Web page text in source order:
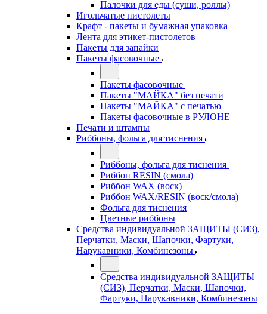
Палочки для еды (суши, роллы)
Игольчатые пистолеты
Крафт - пакеты и бумажная упаковка
Лента для этикет-пистолетов
Пакеты для запайки
Пакеты фасовочные
Пакеты фасовочные
Пакеты "МАЙКА" без печати
Пакеты "МАЙКА" с печатью
Пакеты фасовочные в РУЛОНЕ
Печати и штампы
Риббоны, фольга для тиснения
Риббоны, фольга для тиснения
Риббон RESIN (смола)
Риббон WAX (воск)
Риббон WAX/RESIN (воск/смола)
Фольга для тиснения
Цветные риббоны
Средства индивидуальной ЗАЩИТЫ (СИЗ),
Перчатки, Маски, Шапочки, Фартуки,
Нарукавники, Комбинезоны
Средства индивидуальной ЗАЩИТЫ
(СИЗ), Перчатки, Маски, Шапочки,
Фартуки, Нарукавники, Комбинезоны